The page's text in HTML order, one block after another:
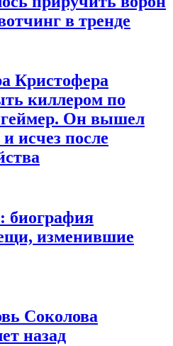
в тренде
Кристофера
киллером по
Он вышел
исчез после
биография
изменившие
Соколова
назад